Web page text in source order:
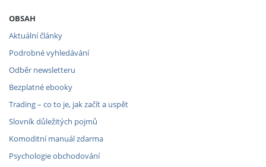
OBSAH
Aktuální články
Podrobné vyhledávání
Odběr newsletteru
Bezplatné ebooky
Trading – co to je, jak začít a uspět
Slovník důležitých pojmů
Komoditní manuál zdarma
Psychologie obchodování